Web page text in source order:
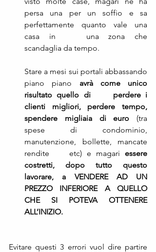
persa una per un soffio e sa
perfettamente quanto vale una
casa in 	una zona che
scandaglia da tempo.
Stare a mesi sui portali abbassando
piano piano avrà come unico
risultato quello di 	perdere i
clienti migliori, perdere tempo,
spendere migliaia di euro (tra
spese di condominio,
manutenzione, bollette, mancate
rendite 	etc) e magari essere
costretti, dopo tutto questo
lavorare, a VENDERE AD UN
PREZZO INFERIORE A QUELLO
CHE SI POTEVA OTTENERE
ALL’INIZIO.
Evitare questi 3 errori vuol dire partire